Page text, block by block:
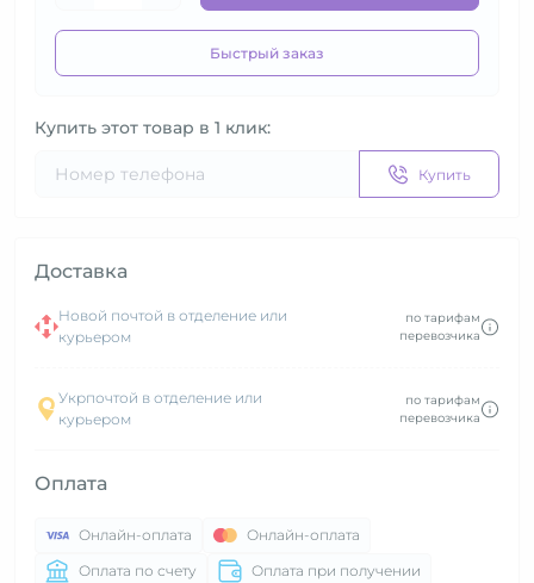
Быстрый заказ
Купить этот товар в 1 клик:
Купить
Доставка
Новой почтой в отделение или
курьером
по тарифам
перевозчика
Укрпочтой в отделение или
курьером
по тарифам
перевозчика
Оплата
Онлайн-оплата
Онлайн-оплата
Оплата по счету
Оплата при получении